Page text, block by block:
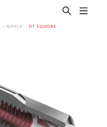
NIPPLE DT SQUORX